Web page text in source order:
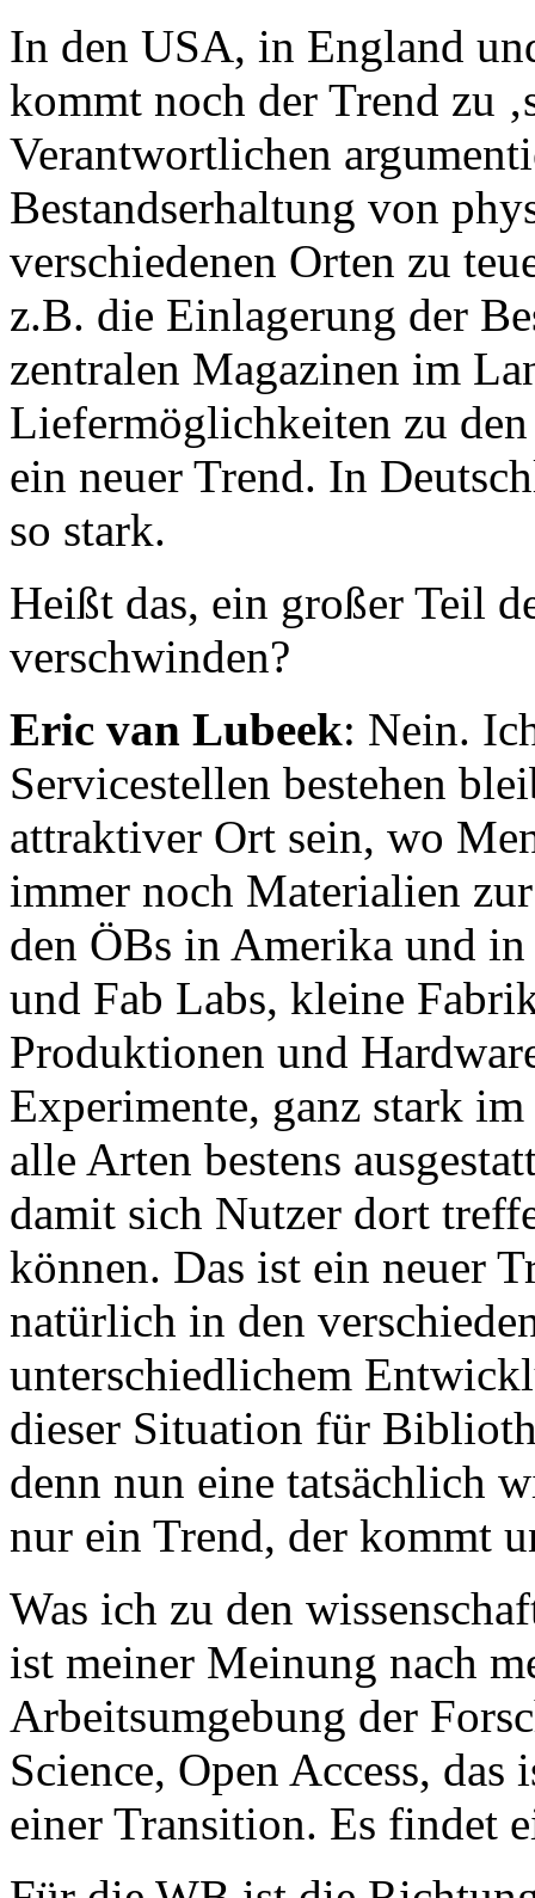
In den USA, in England
kommt noch der Trend zu
Verantwortlichen
Bestandserhaltung von
verschiedenen Orten zu
z.B. die Einlagerung der
zentralen Magazinen im
Liefermöglichkeiten zu
ein neuer Trend. In
so stark.
Heißt das, ein großer Teil
verschwinden?
Eric van Lubeek: Nein.
Servicestellen bestehen
attraktiver Ort sein, wo
immer noch Materialien
den ÖBs in Amerika und
und Fab Labs, kleine
Produktionen und
Experimente, ganz stark
alle Arten bestens
damit sich Nutzer dort
können. Das ist ein neuer
natürlich in den
unterschiedlichem
dieser Situation für
denn nun eine tatsächlich
nur ein Trend, der kommt
Was ich zu den
ist meiner Meinung nach
Arbeitsumgebung der
Science, Open Access,
einer Transition. Es findet